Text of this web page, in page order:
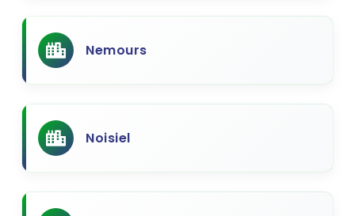
Nemours
Noisiel